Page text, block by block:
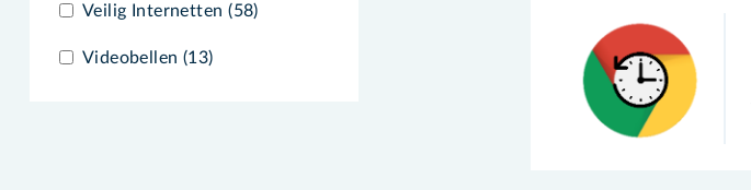
Veilig Internetten (58)
Videobellen (13)